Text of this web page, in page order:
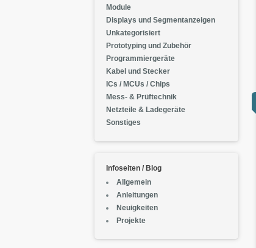
Module
Displays und Segmentanzeigen
Unkategorisiert
Prototyping und Zubehör
Programmiergeräte
Kabel und Stecker
ICs / MCUs / Chips
Mess- & Prüftechnik
Netzteile & Ladegeräte
Sonstiges
Infoseiten / Blog
Allgemein
Anleitungen
Neuigkeiten
Projekte